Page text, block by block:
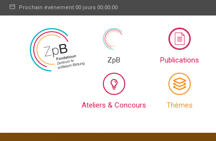
Prochain événement 00 jours 00:00:00
ZpB Publications
Ateliers & Concours Thèmes